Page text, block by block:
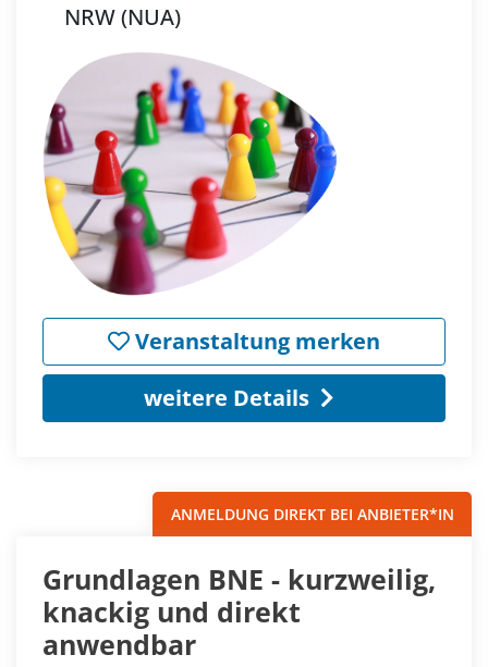
NRW (NUA)
Veranstaltung merken
weitere Details
ANMELDUNG DIREKT BEI ANBIETER*IN
Grundlagen BNE - kurzweilig,
knackig und direkt
anwendbar